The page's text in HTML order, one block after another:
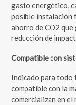
gasto energético,
posible instalación
ahorro de CO2 que
reducción de
Compatible con
Indicado para todo
compatible con la
comercializan en el